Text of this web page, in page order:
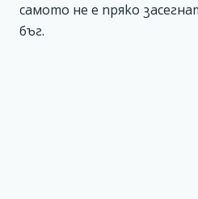
самото не е пряко
бъг.